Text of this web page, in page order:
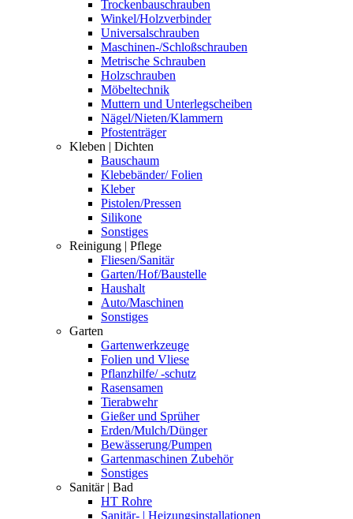
Trockenbauschrauben
Winkel/Holzverbinder
Universalschrauben
Maschinen-/Schloßschrauben
Metrische Schrauben
Holzschrauben
Möbeltechnik
Muttern und Unterlegscheiben
Nägel/Nieten/Klammern
Pfostenträger
Kleben | Dichten
Bauschaum
Klebebänder/ Folien
Kleber
Pistolen/Pressen
Silikone
Sonstiges
Reinigung | Pflege
Fliesen/Sanitär
Garten/Hof/Baustelle
Haushalt
Auto/Maschinen
Sonstiges
Garten
Gartenwerkzeuge
Folien und Vliese
Pflanzhilfe/ -schutz
Rasensamen
Tierabwehr
Gießer und Sprüher
Erden/Mulch/Dünger
Bewässerung/Pumpen
Gartenmaschinen Zubehör
Sonstiges
Sanitär | Bad
HT Rohre
Sanitär- | Heizungsinstallationen